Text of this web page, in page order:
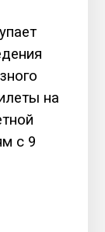
на
с 9